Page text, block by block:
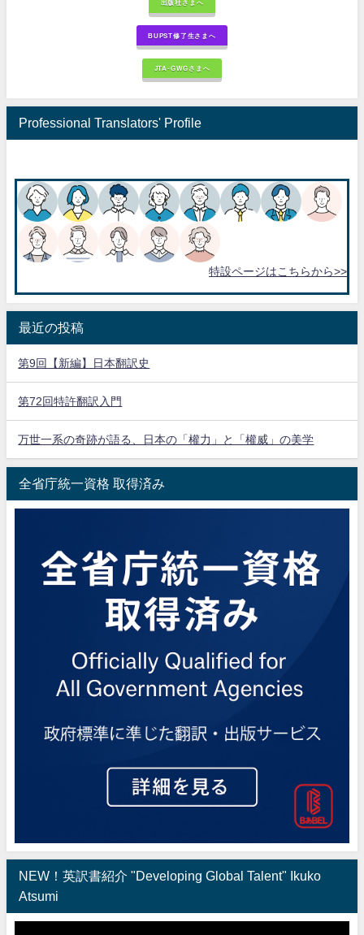
出版社さまへ
BUPST修了生さまへ
JTA-GWGさまへ
Professional Translators' Profile
特設ページはこちらから>>
最近の投稿
第9回【新編】日本翻訳史
第72回特許翻訳入門
万世一系の奇跡が語る、日本の「權力」と「權威」の美学
全省庁統一資格 取得済み
NEW！英訳書紹介 "Developing Global Talent" Ikuko
Atsumi